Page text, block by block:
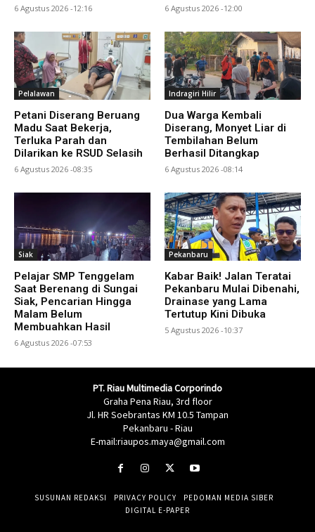
6 Agustus 2026 -12:16 6 Agustus 2026 -12:00
Pelalawan
Petani Diserang Beruang
Madu Saat Bekerja,
Terluka Parah dan
Dilarikan ke RSUD Selasih
6 Agustus 2026 -08:35
Indragiri Hilir
Dua Warga Kembali
Diserang, Monyet Liar di
Tembilahan Belum
Berhasil Ditangkap
6 Agustus 2026 -08:14
Siak
Pelajar SMP Tenggelam
Saat Berenang di Sungai
Siak, Pencarian Hingga
Malam Belum
Membuahkan Hasil
6 Agustus 2026 -07:53
Pekanbaru
Kabar Baik! Jalan Teratai
Pekanbaru Mulai Dibenahi,
Drainase yang Lama
Tertutup Kini Dibuka
5 Agustus 2026 -10:37
PT. Riau Multimedia Corporindo
Graha Pena Riau, 3rd floor
Jl. HR Soebrantas KM 10.5 Tampan
Pekanbaru - Riau
E-mail:riaupos.maya@gmail.com
SUSUNAN REDAKSI PRIVACY POLICY
PEDOMAN MEDIA SIBER
DIGITAL E-PAPER